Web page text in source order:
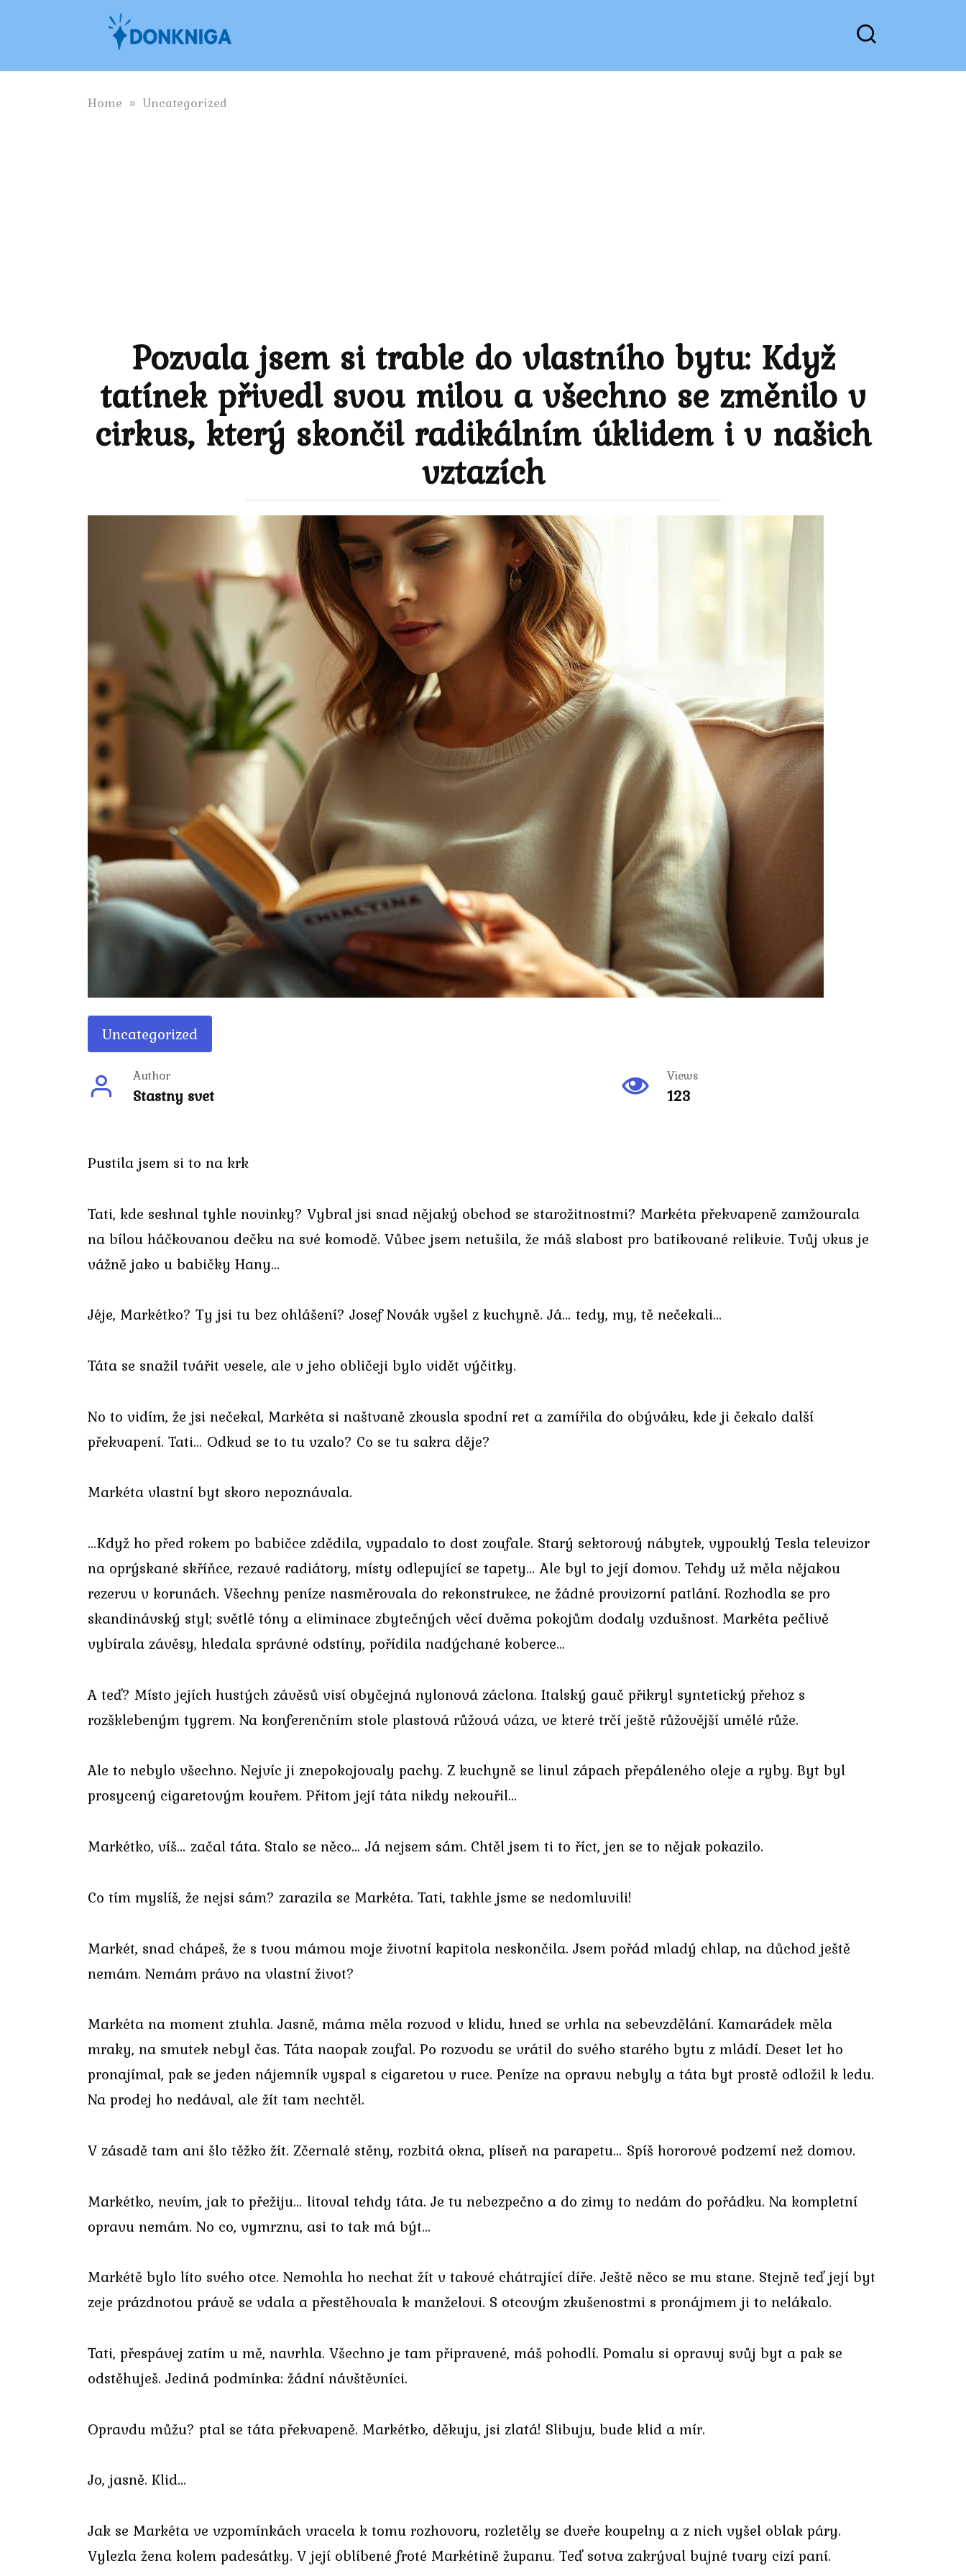
Home » Uncategorized
Pozvala jsem si trable do vlastního bytu: Když
tatínek přivedl svou milou a všechno se změnilo v
cirkus, který skončil radikálním úklidem i v našich
vztazích
Uncategorized
Author
Stastny svet
Views
123
Pustila jsem si to na krk
Tati, kde seshnal tyhle novinky? Vybral jsi snad nějaký obchod se starožitnostmi? Markéta překvapeně zamžourala
na bílou háčkovanou dečku na své komodě. Vůbec jsem netušila, že máš slabost pro batikované relikvie. Tvůj vkus je
vážně jako u babičky Hany…
Jéje, Markétko? Ty jsi tu bez ohlášení? Josef Novák vyšel z kuchyně. Já… tedy, my, tě nečekali…
Táta se snažil tvářit vesele, ale v jeho obličeji bylo vidět výčitky.
No to vidím, že jsi nečekal, Markéta si naštvaně zkousla spodní ret a zamířila do obýváku, kde ji čekalo další
překvapení. Tati… Odkud se to tu vzalo? Co se tu sakra děje?
Markéta vlastní byt skoro nepoznávala.
…Když ho před rokem po babičce zdědila, vypadalo to dost zoufale. Starý sektorový nábytek, vypouklý Tesla televizor
na oprýskané skříňce, rezavé radiátory, místy odlepující se tapety… Ale byl to její domov. Tehdy už měla nějakou
rezervu v korunách. Všechny peníze nasměrovala do rekonstrukce, ne žádné provizorní patlání. Rozhodla se pro
skandinávský styl; světlé tóny a eliminace zbytečných věcí dvěma pokojům dodaly vzdušnost. Markéta pečlivě
vybírala závěsy, hledala správné odstíny, pořídila nadýchané koberce…
A teď? Místo jejích hustých závěsů visí obyčejná nylonová záclona. Italský gauč přikryl syntetický přehoz s
rozšklebeným tygrem. Na konferenčním stole plastová růžová váza, ve které trčí ještě růžovější umělé růže.
Ale to nebylo všechno. Nejvíc ji znepokojovaly pachy. Z kuchyně se linul zápach přepáleného oleje a ryby. Byt byl
prosycený cigaretovým kouřem. Přitom její táta nikdy nekouřil…
Markétko, víš… začal táta. Stalo se něco… Já nejsem sám. Chtěl jsem ti to říct, jen se to nějak pokazilo.
Co tím myslíš, že nejsi sám? zarazila se Markéta. Tati, takhle jsme se nedomluvili!
Markét, snad chápeš, že s tvou mámou moje životní kapitola neskončila. Jsem pořád mladý chlap, na důchod ještě
nemám. Nemám právo na vlastní život?
Markéta na moment ztuhla. Jasně, máma měla rozvod v klidu, hned se vrhla na sebevzdělání. Kamarádek měla
mraky, na smutek nebyl čas. Táta naopak zoufal. Po rozvodu se vrátil do svého starého bytu z mládí. Deset let ho
pronajímal, pak se jeden nájemník vyspal s cigaretou v ruce. Peníze na opravu nebyly a táta byt prostě odložil k ledu.
Na prodej ho nedával, ale žít tam nechtěl.
V zásadě tam ani šlo těžko žít. Zčernalé stěny, rozbitá okna, plíseň na parapetu… Spíš hororové podzemí než domov.
Markétko, nevím, jak to přežiju… litoval tehdy táta. Je tu nebezpečno a do zimy to nedám do pořádku. Na kompletní
opravu nemám. No co, vymrznu, asi to tak má být…
Markétě bylo líto svého otce. Nemohla ho nechat žít v takové chátrající díře. Ještě něco se mu stane. Stejně teď její byt
zeje prázdnotou právě se vdala a přestěhovala k manželovi. S otcovým zkušenostmi s pronájmem ji to nelákalo.
Tati, přespávej zatím u mě, navrhla. Všechno je tam připravené, máš pohodlí. Pomalu si opravuj svůj byt a pak se
odstěhuješ. Jediná podmínka: žádní návštěvníci.
Opravdu můžu? ptal se táta překvapeně. Markétko, děkuju, jsi zlatá! Slibuju, bude klid a mír.
Jo, jasně. Klid…
Jak se Markéta ve vzpomínkách vracela k tomu rozhovoru, rozletěly se dveře koupelny a z nich vyšel oblak páry.
Vylezla žena kolem padesátky. V její oblíbené froté Markétině županu. Teď sotva zakrýval bujné tvary cizí paní.